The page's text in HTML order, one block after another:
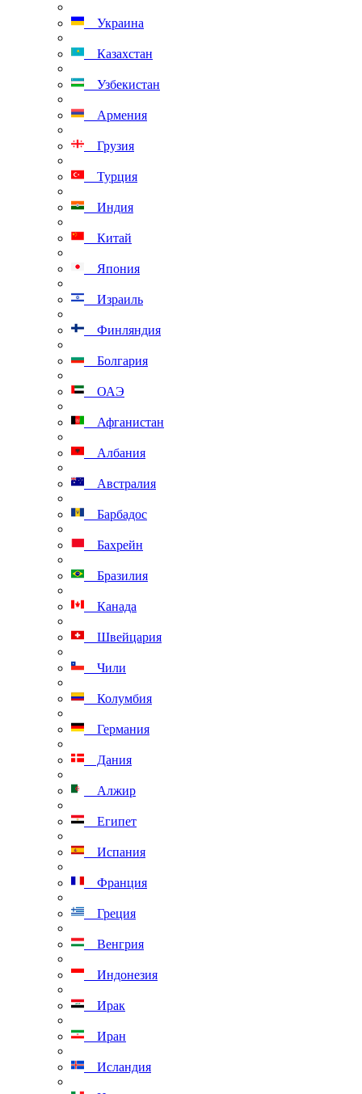
Украина
Казахстан
Узбекистан
Армения
Грузия
Турция
Индия
Китай
Япония
Израиль
Финляндия
Болгария
ОАЭ
Афганистан
Албания
Австралия
Барбадос
Бахрейн
Бразилия
Канада
Швейцария
Чили
Колумбия
Германия
Дания
Алжир
Египет
Испания
Франция
Греция
Венгрия
Индонезия
Ирак
Иран
Исландия